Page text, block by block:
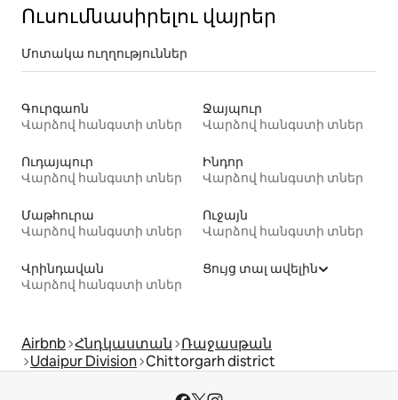
Ուսումնասիրելու վայրեր
Մոտակա ուղղություններ
Գուրգաոն
Վարձով հանգստի տներ
Ջայպուր
Վարձով հանգստի տներ
Ուդայպուր
Վարձով հանգստի տներ
Ինդոր
Վարձով հանգստի տներ
Մաթհուրա
Վարձով հանգստի տներ
Ուջայն
Վարձով հանգստի տներ
Վրինդավան
Վարձով հանգստի տներ
Ցույց տալ ավելին
Airbnb Հնդկաստան Ռաջասթան
Udaipur Division Chittorgarh district